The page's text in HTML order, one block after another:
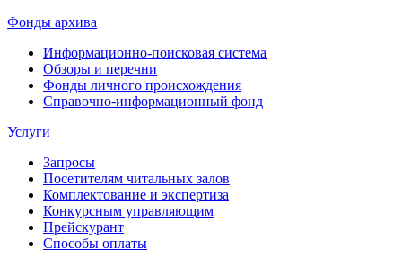
Фонды архива
Информационно-поисковая система
Обзоры и перечни
Фонды личного происхождения
Справочно-информационный фонд
Услуги
Запросы
Посетителям читальных залов
Комплектование и экспертиза
Конкурсным управляющим
Прейскурант
Способы оплаты